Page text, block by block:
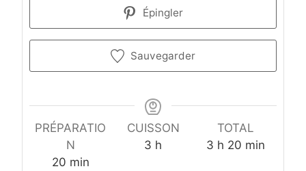
Épingler
Sauvegarder
PRÉPARATIO
N
20mmin
CUISSON
3 hh
TOTAL
3hh 20mmin